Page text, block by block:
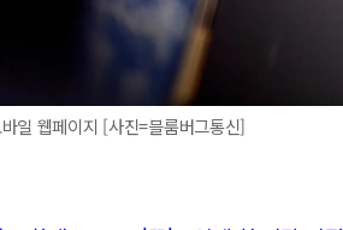
일 웹페이지 [사진=블룸버그통신]